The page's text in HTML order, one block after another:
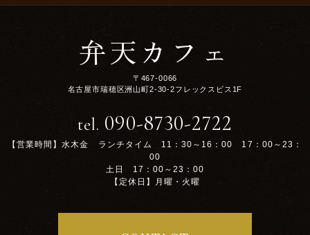
弁天カフェ
〒467-0066
名古屋市瑞穂区洲山町2-30-2フレックスビス1F
tel. 090-8730-2722
【営業時間】水木金 ランチタイム 11：30～16：00 17：00～23：
00
土日 17：00～23：00
【定休日】月曜・火曜